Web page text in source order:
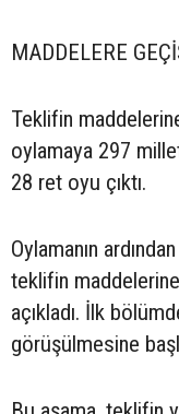
MADDELERE
Teklifin
oylamaya 297
28 ret oyu çıktı.
Oylamanın
teklifin
açıkladı. İlk
görüşülmesine